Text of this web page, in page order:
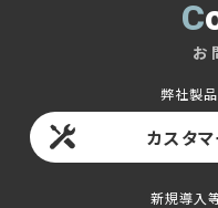
お
弊社製品
カスタ
新規導入